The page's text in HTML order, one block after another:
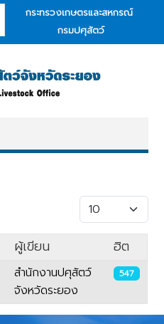
กระทรวงเกษตรและสหกรณ์
กรมปศุสัตว์
แสดง #
ผู้เขียน ฮิต
สำนักงานปศุสัตว์
จังหวัด​ระยอง​
547